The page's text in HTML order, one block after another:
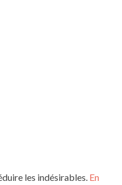
les indésirables. En